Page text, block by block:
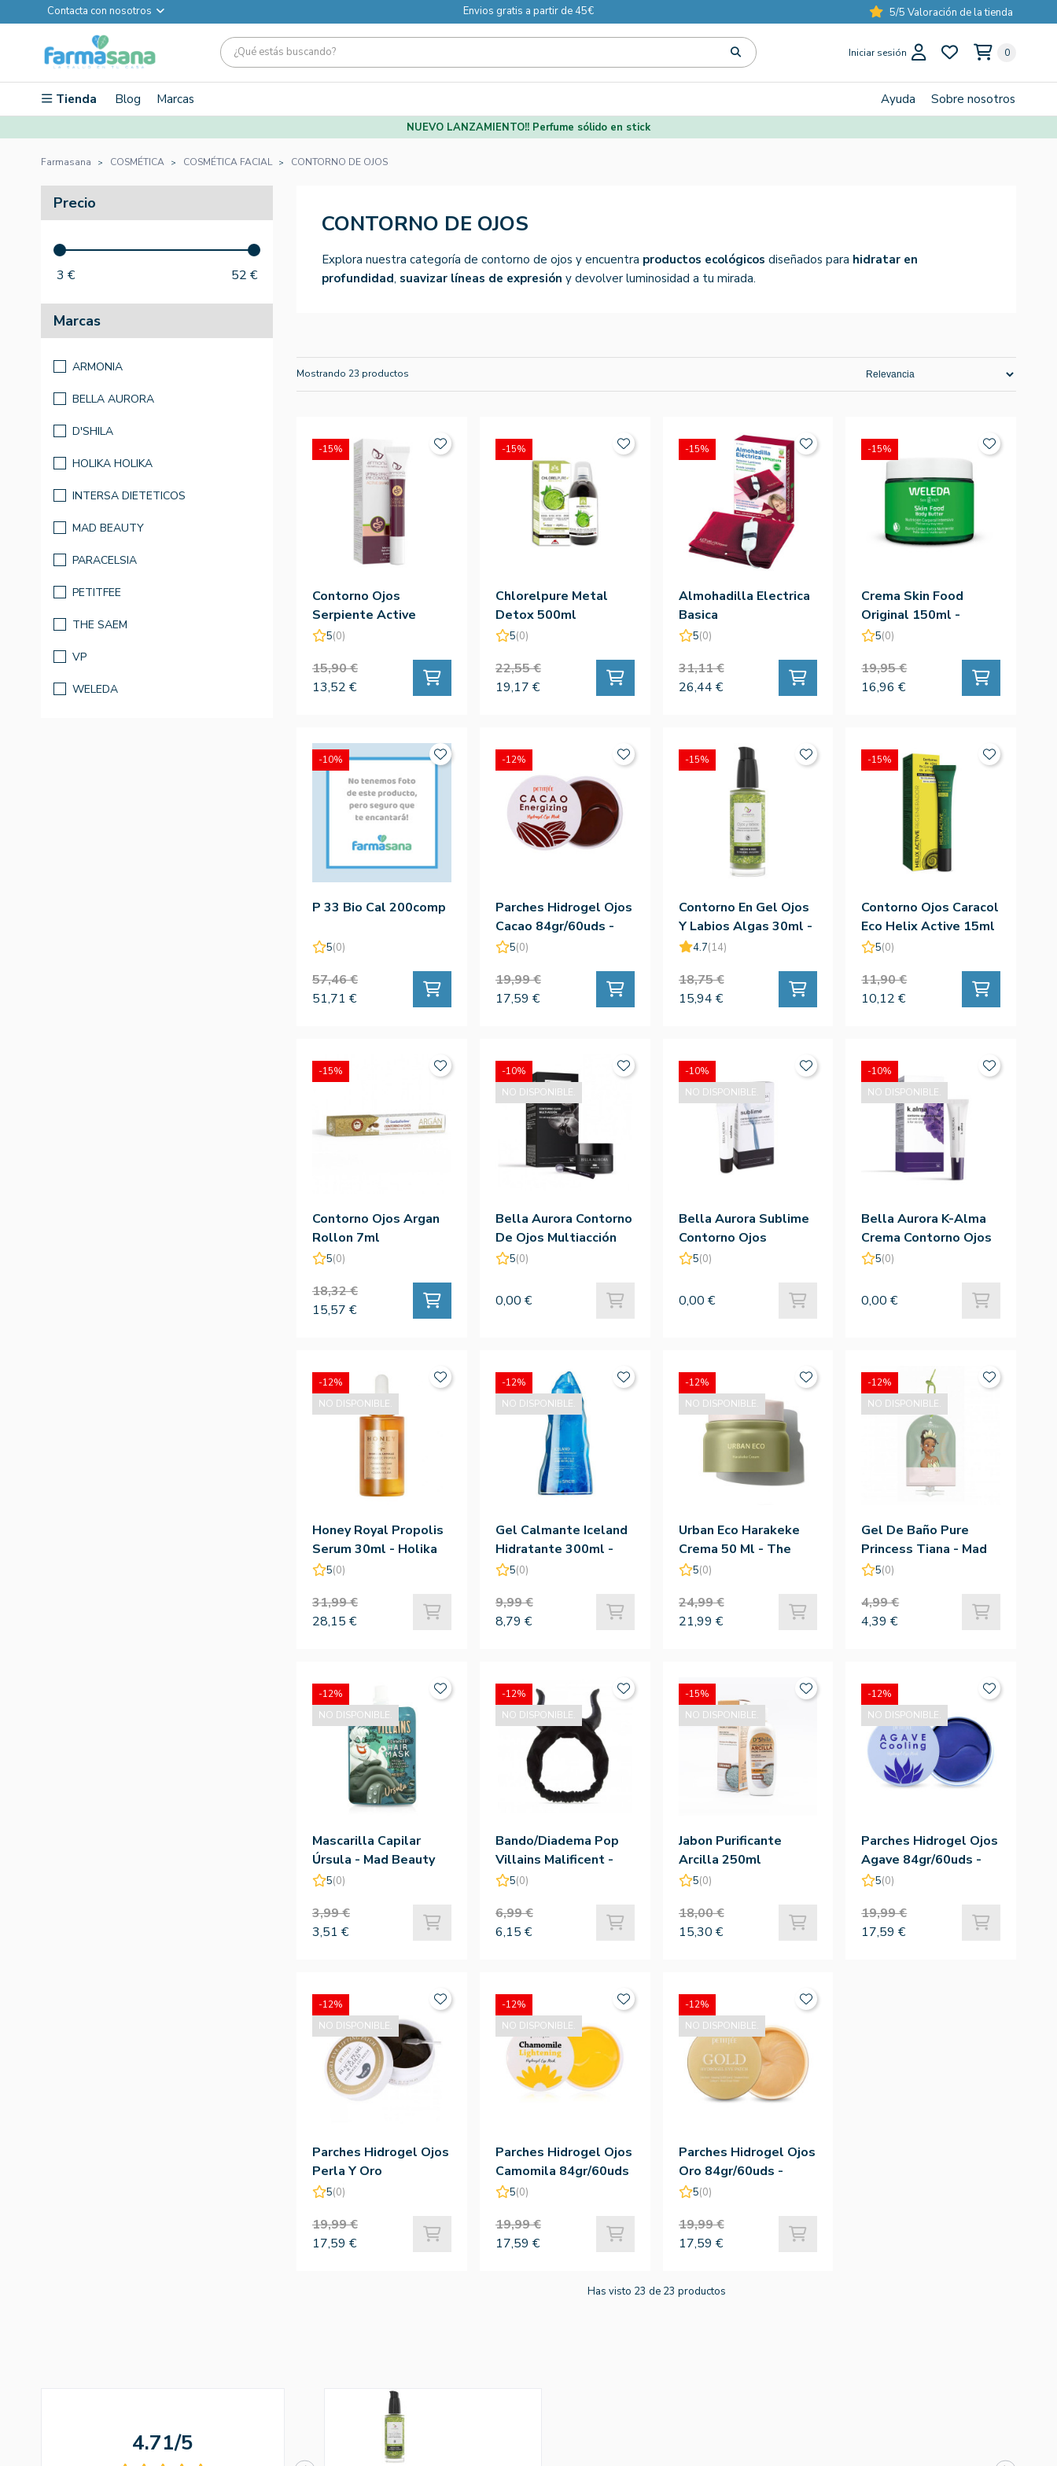
Contacta con nosotros Envios gratis a partir de 45€ 5/5 Valoración de la tienda
Iniciar sesión 0
Tienda Blog Marcas Ayuda Sobre nosotros
NUEVO LANZAMIENTO!! Perfume sólido en stick
Farmasana COSMÉTICA COSMÉTICA FACIAL CONTORNO DE OJOS
Precio
3 € 52 €
Marcas
ARMONIA
BELLA AURORA
D'SHILA
HOLIKA HOLIKA
INTERSA DIETETICOS
MAD BEAUTY
PARACELSIA
PETITFEE
THE SAEM
VP
WELEDA
CONTORNO DE OJOS
Explora nuestra categoría de contorno de ojos y encuentra productos ecológicos diseñados para hidratar en
profundidad, suavizar líneas de expresión y devolver luminosidad a tu mirada.
Mostrando 23 productos
Contorno Ojos
Serpiente Active
Snake - Armonía
5(0)
15,90 €
13,52 €
-15%
Chlorelpure Metal
Detox 500ml
5(0)
22,55 €
19,17 €
-15%
Almohadilla Electrica
Basica
5(0)
31,11 €
26,44 €
-15%
Crema Skin Food
Original 150ml -
Weleda
5(0)
19,95 €
16,96 €
-15%
P 33 Bio Cal 200comp
5(0)
57,46 €
51,71 €
-10%
Parches Hidrogel Ojos
Cacao 84gr/60uds -
Petitfee
5(0)
19,99 €
17,59 €
-12%
Contorno En Gel Ojos
Y Labios Algas 30ml -
Armonía
4.7(14)
18,75 €
15,94 €
-15%
Contorno Ojos Caracol
Eco Helix Active 15ml
- Armonía
5(0)
11,90 €
10,12 €
-15%
Contorno Ojos Argan
Rollon 7ml
5(0)
18,32 €
15,57 €
-15%
Bella Aurora Contorno
De Ojos Multiacción
15 Ml
5(0)
0,00 €
-10%
NO DISPONIBLE.
Bella Aurora Sublime
Contorno Ojos
Antiedad 15 Ml
5(0)
0,00 €
-10%
NO DISPONIBLE.
Bella Aurora K-Alma
Crema Contorno Ojos
15 Ml
5(0)
0,00 €
-10%
NO DISPONIBLE.
Honey Royal Propolis
Serum 30ml - Holika
Holika
5(0)
31,99 €
28,15 €
-12%
NO DISPONIBLE.
Gel Calmante Iceland
Hidratante 300ml -
The Saem
5(0)
9,99 €
8,79 €
-12%
NO DISPONIBLE.
Urban Eco Harakeke
Crema 50 Ml - The
Saem
5(0)
24,99 €
21,99 €
-12%
NO DISPONIBLE.
Gel De Baño Pure
Princess Tiana - Mad
Beauty
5(0)
4,99 €
4,39 €
-12%
NO DISPONIBLE.
Mascarilla Capilar
Úrsula - Mad Beauty
5(0)
3,99 €
3,51 €
-12%
NO DISPONIBLE.
Bando/Diadema Pop
Villains Malificent -
Mad Beauty
5(0)
6,99 €
6,15 €
-12%
NO DISPONIBLE.
Jabon Purificante
Arcilla 250ml
5(0)
18,00 €
15,30 €
-15%
NO DISPONIBLE.
Parches Hidrogel Ojos
Agave 84gr/60uds -
Petitfee
5(0)
19,99 €
17,59 €
-12%
NO DISPONIBLE.
Parches Hidrogel Ojos
Perla Y Oro
84gr/60uds - Petitfee
5(0)
19,99 €
17,59 €
-12%
NO DISPONIBLE.
Parches Hidrogel Ojos
Camomila 84gr/60uds
- Petitfee
5(0)
19,99 €
17,59 €
-12%
NO DISPONIBLE.
Parches Hidrogel Ojos
Oro 84gr/60uds -
Petitfee
5(0)
19,99 €
17,59 €
-12%
NO DISPONIBLE.
Has visto 23 de 23 productos
4.71/5